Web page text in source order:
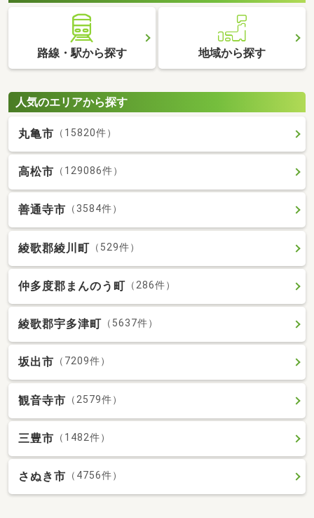
路線・駅から探す 地域から探す
人気のエリアから探す
丸亀市 （15820件）
高松市 （129086件）
善通寺市 （3584件）
綾歌郡綾川町 （529件）
仲多度郡まんのう町 （286件）
綾歌郡宇多津町 （5637件）
坂出市 （7209件）
観音寺市 （2579件）
三豊市 （1482件）
さぬき市 （4756件）